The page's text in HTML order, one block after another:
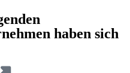
haben sich